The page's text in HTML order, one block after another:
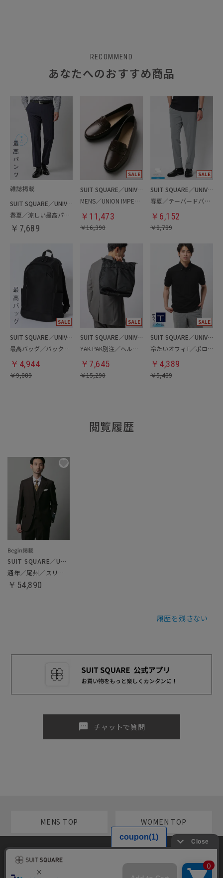
RECOMMEND
あなたへのおすすめ商品
SUIT SQUARE／UNIVERSAL LANGUAGE
春夏／涼しい最高パンツ
￥ 7,689
SUIT SQUARE／UNIVERSAL LANGUAGE
MENS／UNION IMPERIAL監修／コインローファー
￥ 11,473
￥16,390
SUIT SQUARE／UNIVERSAL LANGUAGE
春夏／テーパードパンツ
￥ 6,152
￥8,789
SUIT SQUARE／UNIVERSAL LANGUAGE
最高バッグ／バックパック
￥ 4,944
￥9,889
SUIT SQUARE／UNIVERSAL LANGUAGE
YAK PAK別注／ヘルメットバッグ
￥ 7,645
￥15,290
SUIT SQUARE／UNIVERSAL LANGUAGE
冷たいオフィT／ポロシャツ
￥ 4,389
￥5,489
閲覧履歴
SUIT SQUARE／UNIVERSAL LANGUAGE
通年／尾州／スリーピーススーツ
￥54,890
履歴を残さない
sms チャットで質問
MENS TOP WOMEN TOP
メンズカテゴリ
当サイトでは利用体験の向上およびコンテンツの最適な提供、トラフィ
ックの分析を目的としてCookieを使用しています。サイトの閲覧を継続